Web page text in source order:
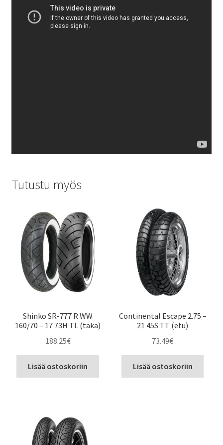
Tutustu myös
Shinko SR-777 R WW
160/70 – 17 73H TL (taka)
188.25€
Lisää ostoskoriin
Continental Escape 2.75 –
21 45S TT (etu)
73.49€
Lisää ostoskoriin